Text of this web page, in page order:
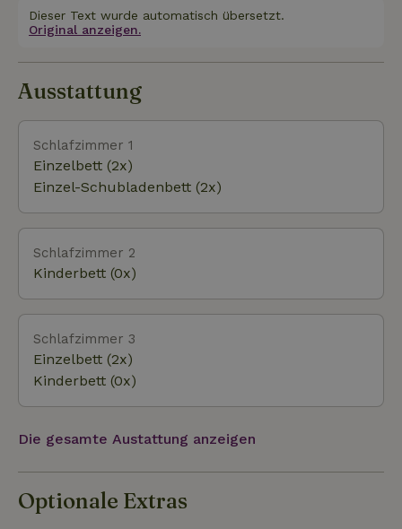
gesamte Unterkunft anschauen Haus Code: 18577.
Dieser Text wurde automatisch übersetzt.
Original anzeigen.
Ausstattung
Schlafzimmer 1
Einzelbett (2x)
Einzel-Schubladenbett (2x)
Schlafzimmer 2
Kinderbett (0x)
Schlafzimmer 3
Einzelbett (2x)
Kinderbett (0x)
Die gesamte Austattung anzeigen
Optionale Extras